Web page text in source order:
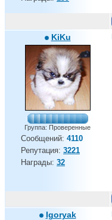
KiKu
Группа: Проверенные
Сообщений: 4110
Репутация: 3221
Награды: 32
Igoryak